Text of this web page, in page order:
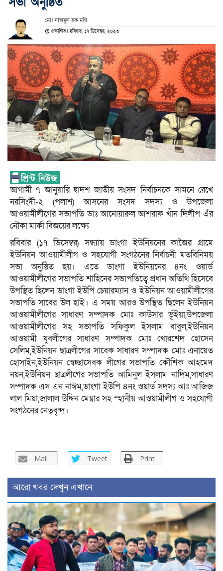
মোঃ নাজমুল হক মণি
প্রকাশিতঃ রবিবার, ১৭ ডিসেম্বর, ২০২৩
আগামী ৭ জানুয়ারি দ্বাদশ জাতীয় সংসদ নির্বাচনকে সামনে রেখে
নরসিংদী-২ (পলাশ) আসনের সংসদ সদস্য ও উপজেলা
আওয়ামীলীগের সভাপতি ডাঃ আনোয়ারুল আশরাফ খাঁন দিলীপ এঁর
নৌকা মার্কা বিজয়ের লক্ষ্যে
রবিবার (১৭ ডিসেম্বর) সন্ধ্যায় ডাংগা ইউনিয়নের কাজৈর গ্রামে
ইউনিয়ন আওয়ামীলীগ ও সহযোগী সংগঠনের নির্বাচনী মতবিনিময়
সভা অনুষ্ঠিত হয়। এতে ডাংগা ইউনিয়নের ৪নং ওয়ার্ড
আওয়ামীলীগের সভাপতি শাহিনের সভাপতিত্বে প্রধান অতিথি হিসেবে
উপস্থিত ছিলেন ডাংগা ইউপি চেয়ারম্যান ও ইউনিয়ন আওয়ামীলীগের
সভাপতি সাবের উল হাই। এ সময় আরও উপস্থিত ছিলেন ইউনিয়ন
আওয়ামীলীগের সাধারণ সম্পাদক মোঃ কাউসার ভূঁইয়া,উপজেলা
আওয়ামীলীগের সহ সভাপতি সফিকুল ইসলাম বাবুল,ইউনিয়ন
আওয়ামী যুবলীগের সাধারণ সম্পাদক মোঃ খোরশেদ হোসেন
সেলিম,ইউনিয়ন ছাত্রলীগের সাবেক সাধারণ সম্পাদক মোঃ এনায়েত
হোসাইন,ইউনিয়ন স্বেচ্ছাসেবক লীগের সভাপতি কৌশিক আহমেদ
নয়ন,ইউনিয়ন ছাত্রলীগের সভাপতি আমিনুল ইসলাম নাদিম,সাধারণ
সম্পাদক এস এন নাঈম,ডাংগা ইউপি ৪নং ওয়ার্ড সদস্য আঃ আজিজ
লাল মিয়া,জালাল উদ্দিন মেম্বার সহ স্হানীয় আওয়ামীলীগ ও সহযোগী
সংগঠনের নেতৃবৃন্দ।
Mail Tweet Print
আরো খবর দেখুন এখানে